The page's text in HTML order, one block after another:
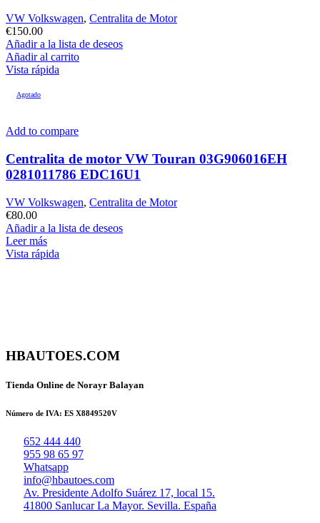
VW Volkswagen, Centralita de Motor
€150.00
Añadir a la lista de deseos
Añadir al carrito
Vista rápida
Agotado
Add to compare
Centralita de motor VW Touran 03G906016EH
0281011786 EDC16U1
VW Volkswagen, Centralita de Motor
€80.00
Añadir a la lista de deseos
Leer más
Vista rápida
HBAUTOES.COM
Tienda Online de Norayr Balayan
Número de IVA: ES X8849520V
652 444 440
955 98 65 97
Whatsapp
info@hbautoes.com
Av. Presidente Adolfo Suárez 17, local 15.
41800 Sanlucar La Mayor. Sevilla. España